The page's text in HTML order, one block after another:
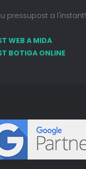
pressupost a l'instant!
WEB A MIDA
BOTIGA ONLINE